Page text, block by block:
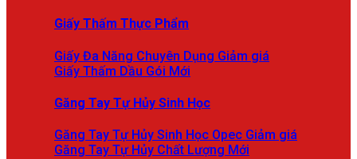
Giấy Thấm Thực Phẩm
Giấy Đa Năng Chuyên Dụng
Giấy Thấm Dầu Gói
Găng Tay Tự Hủy Sinh Học
Găng Tay Tự Hủy Sinh Học Opec
Găng Tay Tự Hủy Chất Lượng